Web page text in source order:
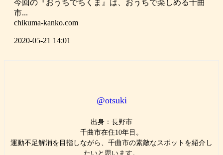
今回の『おうちでちくま』は、おうちで楽しめる千曲
市...
chikuma-kanko.com
2020-05-21 14:01
@otsuki
出身：長野市
千曲市在住10年目。
運動不足解消を目指しながら、千曲市の素敵なスポットを紹介し
たいと思います。